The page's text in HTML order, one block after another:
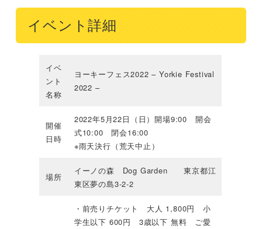
イベント詳細
イベ
ント
名称
ヨーキーフェス2022 – Yorkie Festival
2022 –
開催
日時
2022年5月22日（日）開場9:00 開会
式10:00 閉会16:00
※雨天決行（荒天中止）
場所
イーノの森 Dog Garden 東京都江
東区夢の島3-2-2
・前売りチケット 大人 1,800円 小
学生以下 600円 3歳以下 無料 ご愛